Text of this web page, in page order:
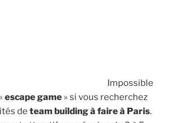
Impossible
escape game » si vous recherchez
de team building à faire à Paris.